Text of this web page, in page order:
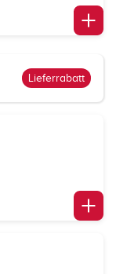
Lieferrabatt